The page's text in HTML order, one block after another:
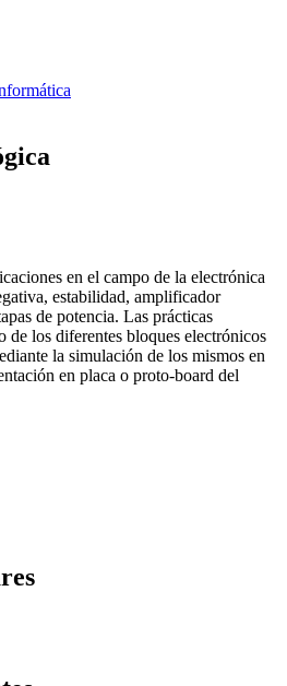
en el campo de la electrónica
estabilidad, amplificador
de potencia. Las prácticas
de los diferentes bloques electrónicos
la simulación de los mismos en
en placa o proto-board del